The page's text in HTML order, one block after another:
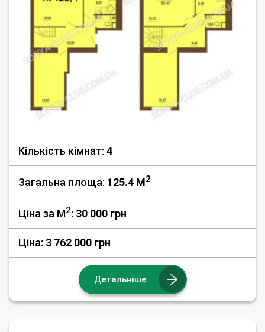
Кількість кімнат: 4
Загальна площа: 125.4 M2
Ціна за М2: 30 000 грн
Ціна: 3 762 000 грн
Детальніше